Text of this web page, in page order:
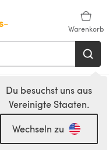
Warenkorb
Du besuchst uns aus
Vereinigte Staaten.
Wechseln zu